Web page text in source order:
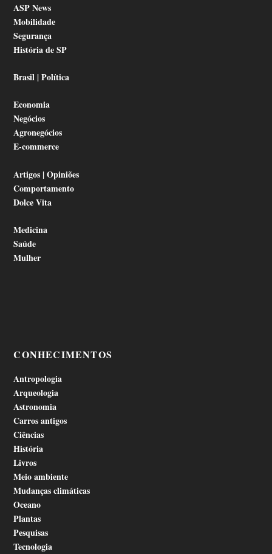
ASP News
Mobilidade
Segurança
História de SP
Brasil | Política
Economia
Negócios
Agronegócios
E-commerce
Artigos | Opiniões
Comportamento
Dolce Vita
Medicina
Saúde
Mulher
CONHECIMENTOS
Antropologia
Arqueologia
Astronomia
Carros antigos
Ciências
História
Livros
Meio ambiente
Mudanças climáticas
Oceano
Plantas
Pesquisas
Tecnologia